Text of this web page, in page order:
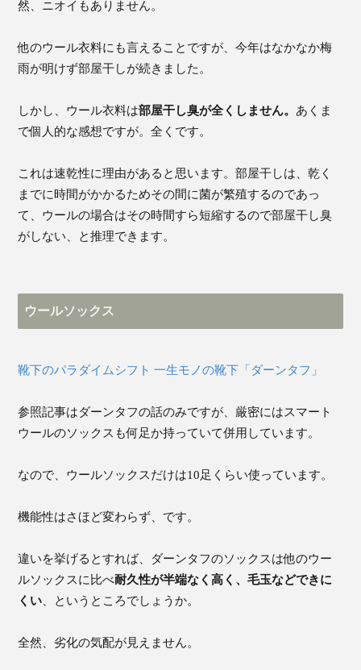
然、ニオイもありません。
他のウール衣料にも言えることですが、今年はなかなか梅
雨が明けず部屋干しが続きました。
しかし、ウール衣料は部屋干し臭が全くしません。 あくま
で個人的な感想ですが。全くです。
これは速乾性に理由があると思います。部屋干しは、乾く
までに時間がかかるためその間に菌が繁殖するのであっ
て、ウールの場合はその時間すら短縮するので部屋干し臭
がしない、と推理できます。
ウールソックス
靴下のパラダイムシフト 一生モノの靴下「ダーンタフ」
参照記事はダーンタフの話のみですが、厳密にはスマート
ウールのソックスも何足か持っていて併用しています。
なので、ウールソックスだけは10足くらい使っています。
機能性はさほど変わらず、です。
違いを挙げるとすれば、ダーンタフのソックスは他のウー
ルソックスに比べ耐久性が半端なく高く、毛玉などできに
くい、というところでしょうか。
全然、劣化の気配が見えません。